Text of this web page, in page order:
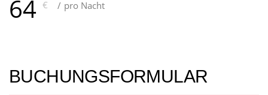
64 € pro Nacht
BUCHUNGSFORMULAR